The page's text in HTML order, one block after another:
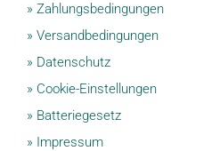
» Zahlungsbedingungen
» Versandbedingungen
» Datenschutz
» Cookie-Einstellungen
» Batteriegesetz
» Impressum